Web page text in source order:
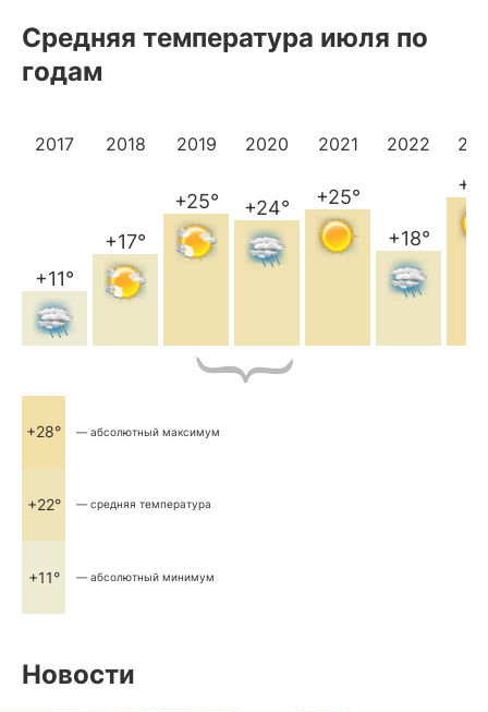
Средняя температура июля по
годам
2017
+11°
2018
+17°
2019
+25°
2020
+24°
2021
+25°
2022
+18°
+28° — абсолютный максимум
+22° — средняя температура
+11° — абсолютный минимум
Новости